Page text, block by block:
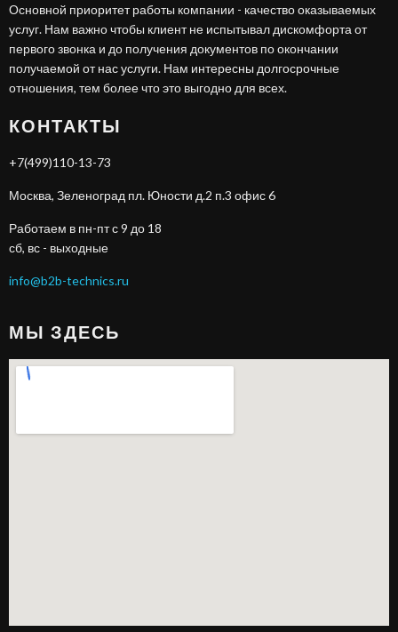
Основной приоритет работы компании - качество оказываемых
услуг. Нам важно чтобы клиент не испытывал дискомфорта от
первого звонка и до получения документов по окончании
получаемой от нас услуги. Нам интересны долгосрочные
отношения, тем более что это выгодно для всех.
КОНТАКТЫ
+7(499)110-13-73
Москва, Зеленоград пл. Юности д.2 п.3 офис 6
Работаем в пн-пт с 9 до 18
сб, вс - выходные
info@b2b-technics.ru
МЫ ЗДЕСЬ